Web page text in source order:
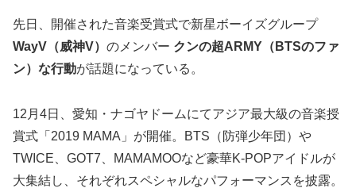
先日、開催された音楽受賞式で新星ボーイズグループ
WayV（威神V） のメンバー クンの超ARMY（BTSのファ
ン）な行動が話題になっている。
12月4日、愛知・ナゴヤドームにてアジア最大級の音楽授
賞式「2019 MAMA」が開催。BTS（防弾少年団）や
TWICE、GOT7、MAMAMOOなど豪華K-POPアイドルが
大集結し、それぞれスペシャルなパフォーマンスを披露。